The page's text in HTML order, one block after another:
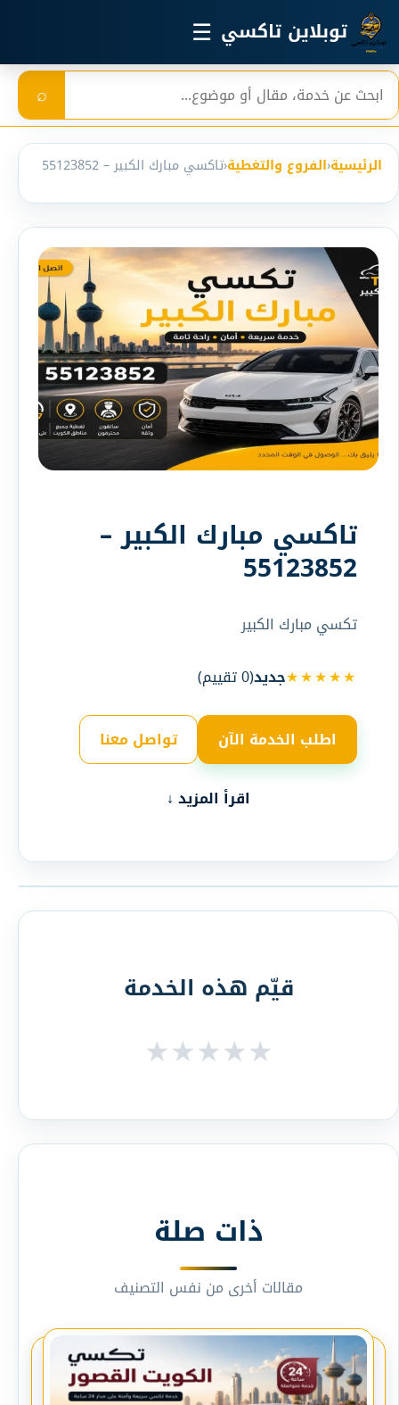
تخطي إلى المحتوى الرئيسي
توبلاين تاكسي ☰
بحث ⌕
الرئيسية‹الفروع والتغطية‹تاكسي مبارك الكبير – 55123852
تاكسي مبارك الكبير –
55123852
تكسي مبارك الكبير
★★★★★جديد(
0تقييم)
اطلب الخدمة الآن تواصل معنا
اقرأ المزيد ↓
قيّم هذه الخدمة
★★★★★
ذات صلة
مقالات أخرى من نفس التصنيف